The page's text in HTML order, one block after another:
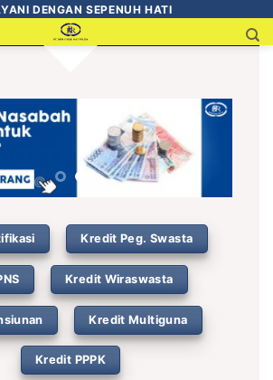
DENGAN SEPENUH HATI
Kredit Peg. Swasta
Kredit Wiraswasta
Kredit Multiguna
Kredit PPPK